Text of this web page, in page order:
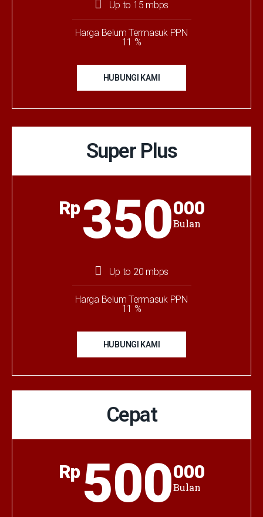
Up to 15 mbps
Harga Belum Termasuk PPN
11 %
HUBUNGI KAMI
Super Plus
Rp350000
Bulan
Up to 20 mbps
Harga Belum Termasuk PPN
11 %
HUBUNGI KAMI
Cepat
Rp500000
Bulan